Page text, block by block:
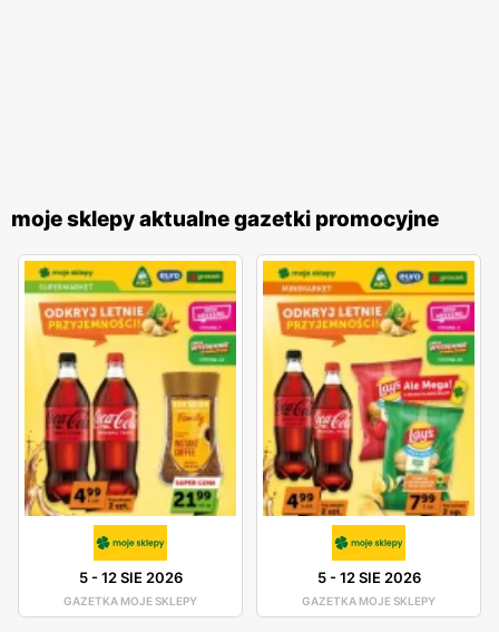
moje sklepy aktualne gazetki promocyjne
5-12 SIE 2026
GAZETKA MOJE SKLEPY
5-12 SIE 2026
GAZETKA MOJE SKLEPY